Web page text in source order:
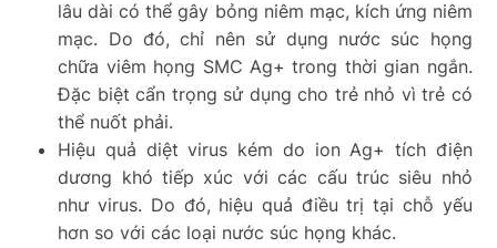
lâu dài có thể gây bỏng niêm mạc, kích ứng niêm
mạc. Do đó, chỉ nên sử dụng nước súc họng
chữa viêm họng SMC Ag+ trong thời gian ngắn.
Đặc biệt cẩn trọng sử dụng cho trẻ nhỏ vì trẻ có
thể nuốt phải.
Hiệu quả diệt virus kém do ion Ag+ tích điện
dương khó tiếp xúc với các cấu trúc siêu nhỏ
như virus. Do đó, hiệu quả điều trị tại chỗ yếu
hơn so với các loại nước súc họng khác.